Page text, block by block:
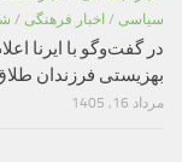
سیاسی / اخبار فرهنگی /
بهزیستی فرزندان
مرداد 16, 1405